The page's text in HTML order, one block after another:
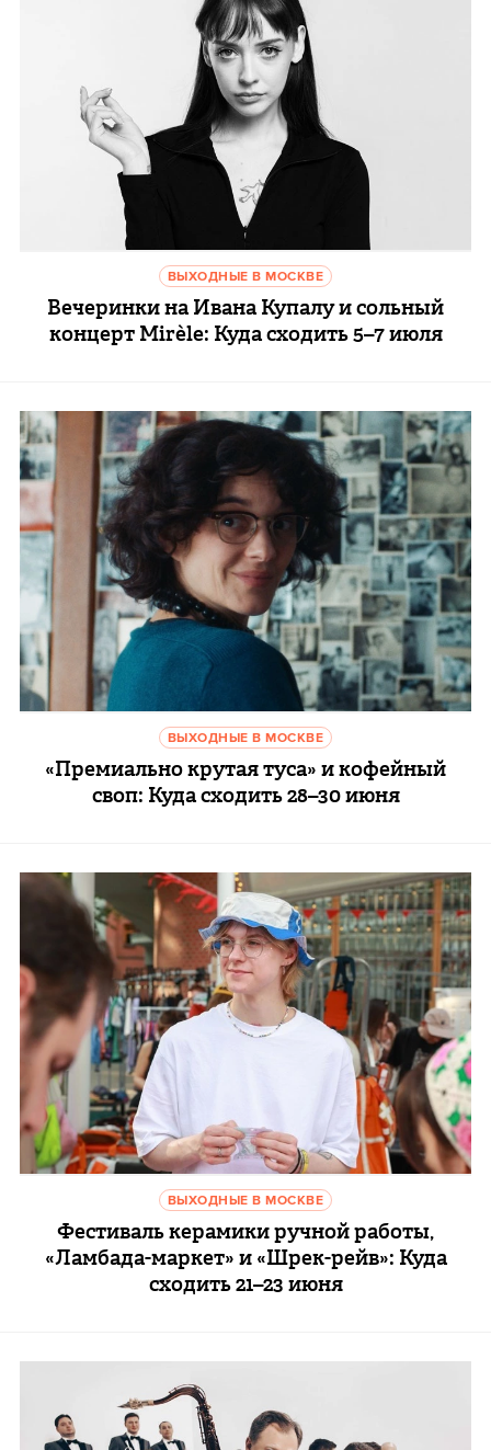
ВЫХОДНЫЕ В МОСКВЕ
Вечеринки на Ивана Купалу и сольный
концерт Mirèle: Куда сходить 5–7 июля
ВЫХОДНЫЕ В МОСКВЕ
«Премиально крутая туса» и кофейный
своп: Куда сходить 28–30 июня
ВЫХОДНЫЕ В МОСКВЕ
Фестиваль керамики ручной работы,
«Ламбада-маркет» и «Шрек-рейв»: Куда
сходить 21–23 июня